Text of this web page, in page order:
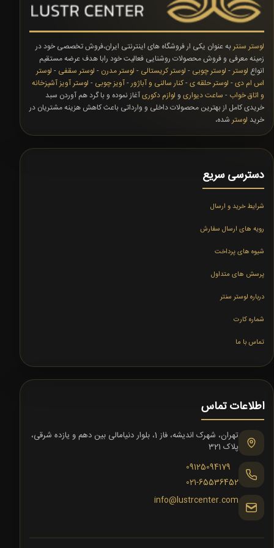
لوستر سنتر به عنوان یکی ار فروشگاه های اینترنتی ایران،فروش تخصصی خود در
زمینه معرفی و فروش محصولات روشنایی فعالیت خود رابا هدف عرضه مستقیم
انواع لوستر - لوستر چوبی - لوستر کریستالی - لوستر مدرن - لوستر سقفی - لوستر
اس ام دی- لوستر حلقه ی-کنار سالنی و آباژور-آویز چوبی - لوستر آویز آشپزخانه
و اتاق خواب - ساعت دیواری و لوازم دکوریآغاز نموده و با گرد هم آوردن سبد
خریدی کامل از بهترین محصولات داخلی و وارداتی باعث کاهش هزینه مشتریان در
خرید لوستر شده،
دسترسی سریع
شرایط خرید و ارسال
رویه های ارسال سفارش
شیوه های پرداخت
پرسش های متداول
درباره لوستر سنتر
شماره کارت
تماس با ما
اطلاعات تماس
تهران، شهرک اندیشه، فاز 1، بلوار دنیامالی بین دهم و یازده شرقی،
پلاک 321
09125094179
021-65536452
info@lustrcenter.com